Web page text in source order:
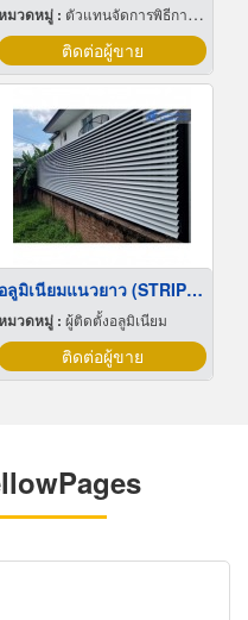
มวดหมู่ : ตัวแทนจัดการพิธีการศุลกากร
ติดต่อผู้ขาย
อลูมิเนียมแนวยาว (STRIP CEILING)
มวดหมู่ : ผู้ติดตั้งอลูมิเนียม
ติดต่อผู้ขาย